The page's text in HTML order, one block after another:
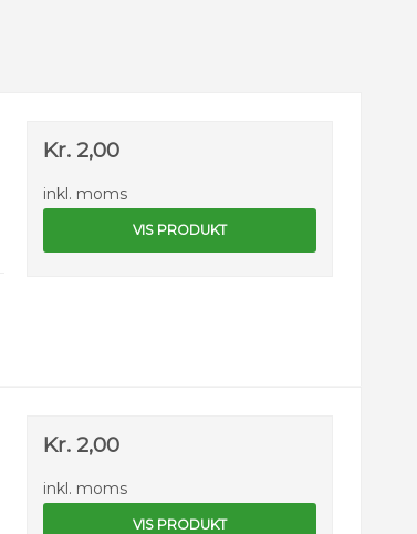
Kr. 2,00
inkl. moms
VIS PRODUKT
Kr. 2,00
inkl. moms
VIS PRODUKT